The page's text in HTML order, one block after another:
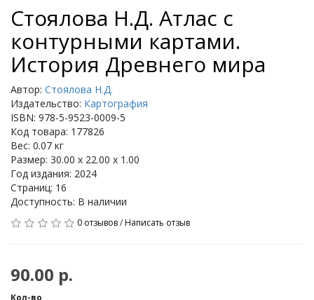
Стоялова Н.Д. Атлас с
контурными картами.
История Древнего мира
Автор: Стоялова Н.Д.
Издательство: Картография
ISBN: 978-5-9523-0009-5
Код товара: 177826
Вес: 0.07 кг
Размер: 30.00 x 22.00 x 1.00
Год издания: 2024
Страниц: 16
Доступность: В наличии
0 отзывов/Написать отзыв
90.00 р.
Кол-во